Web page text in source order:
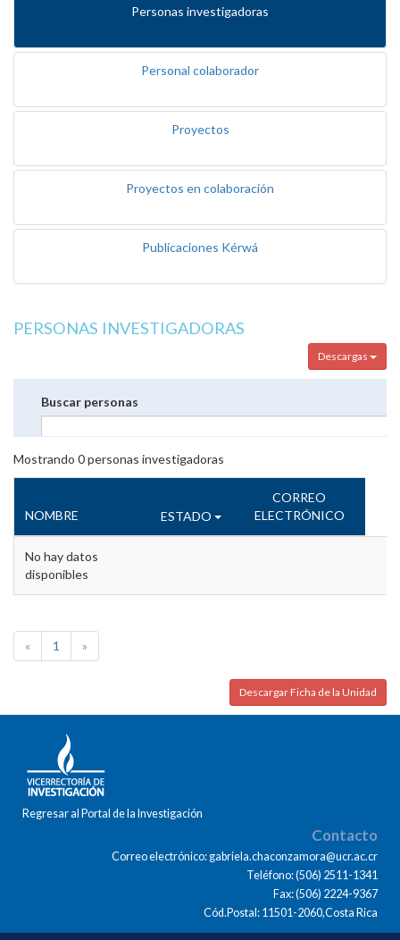
Personas investigadoras
Personal colaborador
Proyectos
Proyectos en colaboración
Publicaciones Kérwá
PERSONAS INVESTIGADORAS
Descargas
Buscar personas
Mostrando 0personas investigadoras
NOMBRE ESTADO
CORREO
ELECTRÓNICO
No hay datos
disponibles
« 1 »
Descargar Ficha de la Unidad
Regresar al Portal de la Investigación
Contacto
Correo electrónico: gabriela.chaconzamora@ucr.ac.cr
Teléfono: (506) 2511-1341
Fax: (506) 2224-9367
Cód.Postal: 11501-2060,Costa Rica